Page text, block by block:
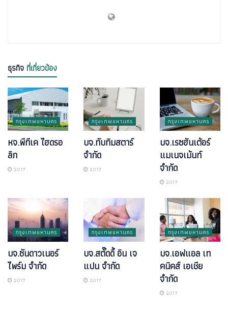
ธุรกิจ ที่เกี่ยวข้อง
กรุงเทพมหานคร
หจ.พีทีเค ไฮดรอ
ลิก
2017
กรุงเทพมหานคร
บจ.ทับทิมสตาร์
จำกัด
2017
กรุงเทพมหานคร
บจ.เรซฮันเต้อร์
แมเนจเม้นท์
จำกัด
2017
กรุงเทพมหานคร
บจ.ซันดาวเนอร์
ไพร์ม จำกัด
2017
กรุงเทพมหานคร
บจ.สตั๊ดดี้ อิน เจ
แปน จำกัด
2017
กรุงเทพมหานคร
บจ.เอฟแอล เท
คนิคส์ เอเชีย
จำกัด
2017